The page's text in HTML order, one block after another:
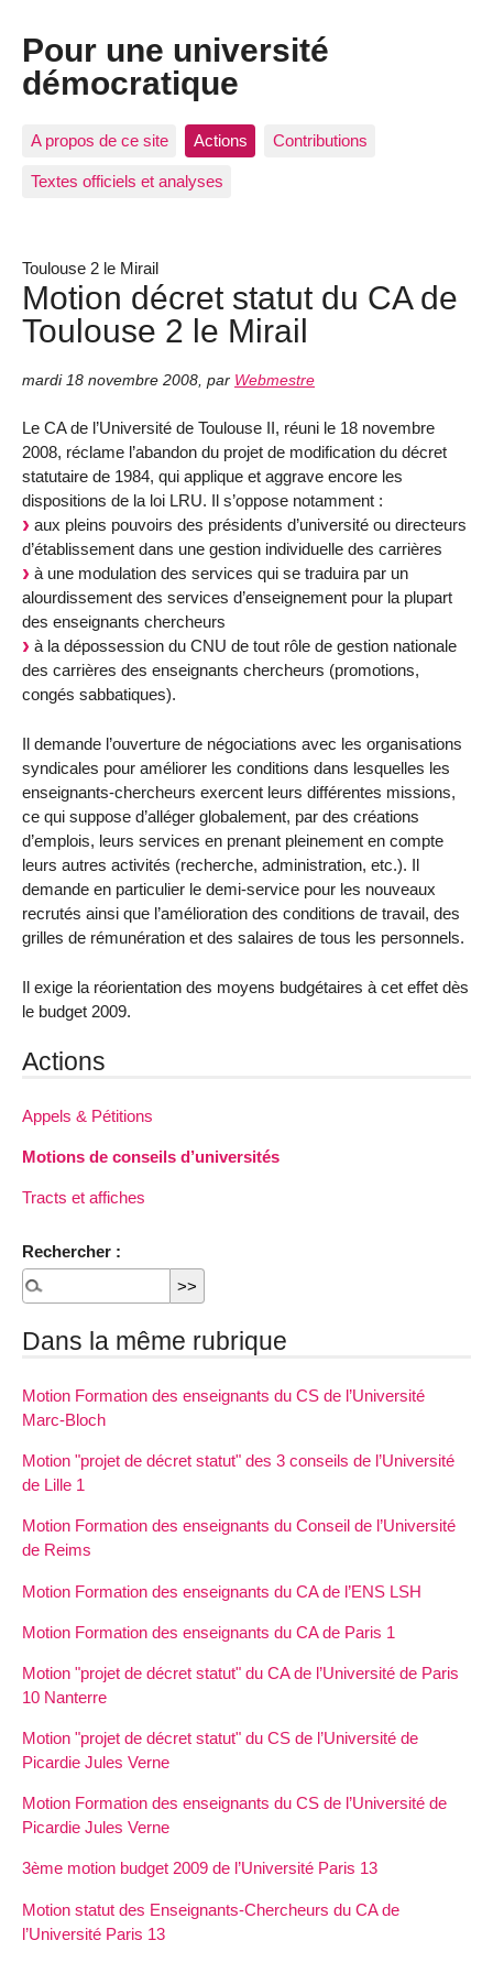
Pour une université
démocratique
A propos de ce site Actions Contributions
Textes officiels et analyses
Toulouse 2 le Mirail
Motion décret statut du CA de
Toulouse 2 le Mirail
mardi 18 novembre 2008 par Webmestre
Le CA de l’Université de Toulouse II, réuni le 18 novembre
2008, réclame l’abandon du projet de modification du décret
statutaire de 1984, qui applique et aggrave encore les
dispositions de la loi LRU. Il s’oppose notamment :
aux pleins pouvoirs des présidents d’université ou directeurs
d’établissement dans une gestion individuelle des carrières
à une modulation des services qui se traduira par un
alourdissement des services d’enseignement pour la plupart
des enseignants chercheurs
à la dépossession du CNU de tout rôle de gestion nationale
des carrières des enseignants chercheurs (promotions,
congés sabbatiques).
Il demande l’ouverture de négociations avec les organisations
syndicales pour améliorer les conditions dans lesquelles les
enseignants-chercheurs exercent leurs différentes missions,
ce qui suppose d’alléger globalement, par des créations
d’emplois, leurs services en prenant pleinement en compte
leurs autres activités (recherche, administration, etc.). Il
demande en particulier le demi-service pour les nouveaux
recrutés ainsi que l’amélioration des conditions de travail, des
grilles de rémunération et des salaires de tous les personnels.
Il exige la réorientation des moyens budgétaires à cet effet dès
le budget 2009.
Actions
Appels & Pétitions
Motions de conseils d’universités
Tracts et affiches
Rechercher :
Dans la même rubrique
Motion Formation des enseignants du CS de l’Université
Marc-Bloch
Motion "projet de décret statut" des 3 conseils de l’Université
de Lille 1
Motion Formation des enseignants du Conseil de l’Université
de Reims
Motion Formation des enseignants du CA de l’ENS LSH
Motion Formation des enseignants du CA de Paris 1
Motion "projet de décret statut" du CA de l’Université de Paris
10 Nanterre
Motion "projet de décret statut" du CS de l’Université de
Picardie Jules Verne
Motion Formation des enseignants du CS de l’Université de
Picardie Jules Verne
3ème motion budget 2009 de l’Université Paris 13
Motion statut des Enseignants-Chercheurs du CA de
l’Université Paris 13